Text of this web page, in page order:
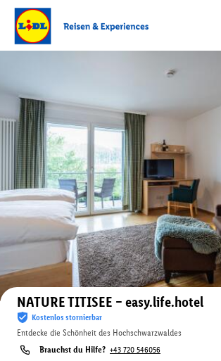
NATURE TITISEE – easy.life.hotel
Kostenlos stornierbar
Entdecke die Schönheit des Hochschwarzwaldes
Brauchst du Hilfe? +43 720 546056